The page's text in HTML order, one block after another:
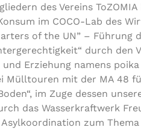
des Vereins
im COCO-Lab des
of the UN” – Führung
durch
Erziehung namens
Mülltouren mit der MA 48
im Zuge dessen
das Wasserkraftwerk
Asylkoordination zum